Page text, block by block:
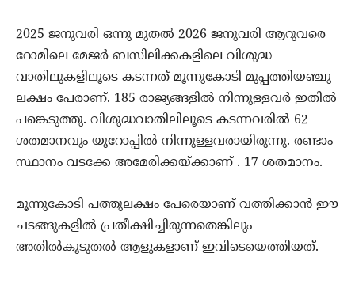
2025 ജനുവരി ഒന്നു മുതല്‍ 2026 ജനുവരി ആറുവരെ
റോമിലെ മേജര്‍ ബസിലിക്കകളിലെ വിശുദ്ധ
വാതിലുകളിലൂടെ കടന്നത് മൂന്നുകോടി മുപ്പത്തിയഞ്ചു
ലക്ഷം പേരാണ്. 185 രാജ്യങ്ങളില്‍ നിന്നുള്ളവര്‍ ഇതില്‍
പങ്കെടുത്തു. വിശുദ്ധവാതിലിലൂടെ കടന്നവരില്‍ 62
ശതമാനവും യൂറോപ്പില്‍ നിന്നുള്ളവരായിരുന്നു. രണ്ടാം
സ്ഥാനം വടക്കേ അമേരിക്കയ്ക്കാണ് . 17 ശതമാനം.
മൂന്നുകോടി പത്തുലക്ഷം പേരെയാണ് വത്തിക്കാന്‍ ഈ
ചടങ്ങുകളില്‍ പ്രതീക്ഷിച്ചിരുന്നതെങ്കിലും
അതില്‍കൂടുതല്‍ ആളുകളാണ് ഇവിടെയെത്തിയത്.